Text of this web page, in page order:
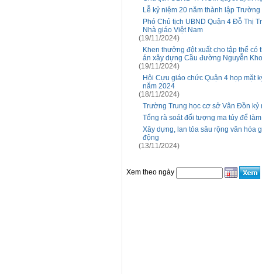
Lễ kỷ niệm 20 năm thành lập
Phó Chủ tịch UBND Quận 4 Đỗ Thị
Nhà giáo Việt Nam
(19/11/2024)
Khen thưởng đột xuất cho tập thể
án xây dựng Cầu đường Nguyễn
(19/11/2024)
Hội Cựu giáo chức Quận 4 họp mặt
năm 2024
(18/11/2024)
Trường Trung học cơ sở Vân Đồn
Tổng rà soát đối tượng ma túy để
Xây dựng, lan tỏa sâu rộng văn hóa
động
(13/11/2024)
Xem theo ngày